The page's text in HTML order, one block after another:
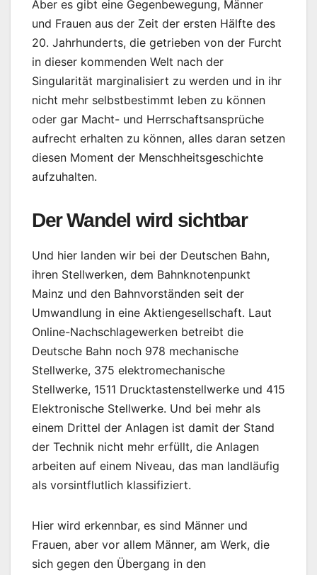
Aber es gibt eine Gegenbewegung, Männer
und Frauen aus der Zeit der ersten Hälfte des
20. Jahrhunderts, die getrieben von der Furcht
in dieser kommenden Welt nach der
Singularität marginalisiert zu werden und in ihr
nicht mehr selbstbestimmt leben zu können
oder gar Macht- und Herrschaftsansprüche
aufrecht erhalten zu können, alles daran setzen
diesen Moment der Menschheitsgeschichte
aufzuhalten.
Der Wandel wird sichtbar
Und hier landen wir bei der Deutschen Bahn,
ihren Stellwerken, dem Bahnknotenpunkt
Mainz und den Bahnvorständen seit der
Umwandlung in eine Aktiengesellschaft. Laut
Online-Nachschlagewerken betreibt die
Deutsche Bahn noch 978 mechanische
Stellwerke, 375 elektromechanische
Stellwerke, 1511 Drucktastenstellwerke und 415
Elektronische Stellwerke. Und bei mehr als
einem Drittel der Anlagen ist damit der Stand
der Technik nicht mehr erfüllt, die Anlagen
arbeiten auf einem Niveau, das man landläufig
als vorsintflutlich klassifiziert.
Hier wird erkennbar, es sind Männer und
Frauen, aber vor allem Männer, am Werk, die
sich gegen den Übergang in den